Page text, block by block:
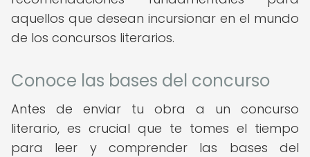
aquellos que desean incursionar en el mundo
de los concursos literarios.
Conoce las bases del concurso
Antes de enviar tu obra a un concurso
literario, es crucial que te tomes el tiempo
para leer y comprender las bases del